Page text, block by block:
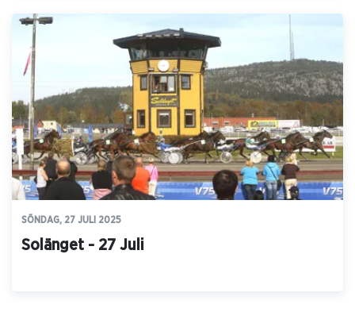
SÖNDAG, 27 JULI 2025
Solänget - 27 Juli